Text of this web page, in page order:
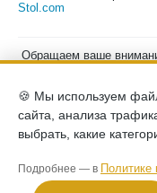
Stol.com
Обращаем ваше
положениями Статьи
Федерации. Для
стоимости
Политика
данных согласие
🍪 Мы используем
сайта, анализа
выбрать, какие
Подробнее — в Политике